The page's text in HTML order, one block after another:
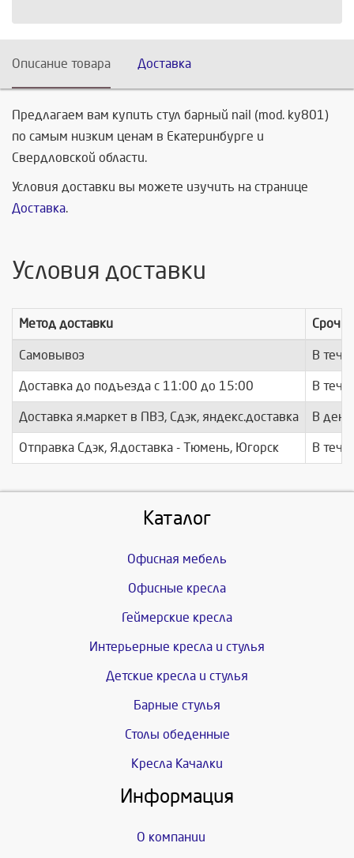
Описание товара Доставка
Предлагаем вам купить стул барный nail (mod. ky801)
по самым низким ценам в Екатеринбурге и
Свердловской области.
Условия доставки вы можете изучить на странице
Доставка.
Условия доставки
Метод доставки
Самовывоз В
Доставка до подъезда c 11:00 до 15:00 В
Доставка я.маркет в ПВЗ, Сдэк, яндекс.доставка В день
Отправка Сдэк, Я.доставка - Тюмень, Югорск В
Каталог
Офисная мебель
Офисные кресла
Геймерские кресла
Интерьерные кресла и стулья
Детские кресла и стулья
Барные стулья
Столы обеденные
Кресла Качалки
Информация
О компании